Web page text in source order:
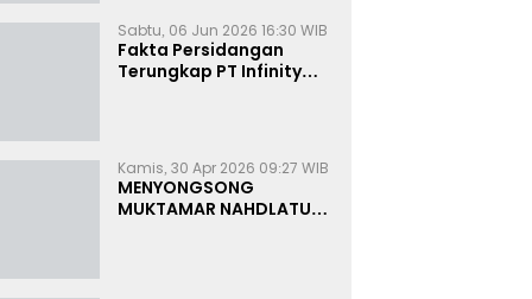
Sabtu, 06 Jun 2026 16:30 WIB
Fakta Persidangan
Terungkap PT Infinity
Kamis, 30 Apr 2026 09:27 WIB
MENYONGSONG
MUKTAMAR NAHDLATUL